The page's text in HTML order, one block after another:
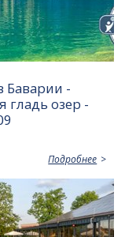
Баварии -
гладь озер -
Подробнее